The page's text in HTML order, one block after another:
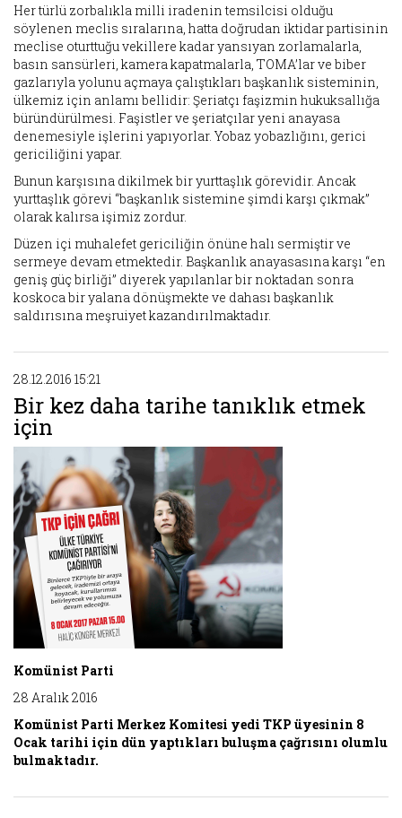
Her türlü zorbalıkla milli iradenin temsilcisi olduğu
söylenen meclis sıralarına, hatta doğrudan iktidar partisinin
meclise oturttuğu vekillere kadar yansıyan zorlamalarla,
basın sansürleri, kamera kapatmalarla, TOMA’lar ve biber
gazlarıyla yolunu açmaya çalıştıkları başkanlık sisteminin,
ülkemiz için anlamı bellidir: Şeriatçı faşizmin hukuksallığa
büründürülmesi. Faşistler ve şeriatçılar yeni anayasa
denemesiyle işlerini yapıyorlar. Yobaz yobazlığını, gerici
gericiliğini yapar.
Bunun karşısına dikilmek bir yurttaşlık görevidir. Ancak
yurttaşlık görevi “başkanlık sistemine şimdi karşı çıkmak”
olarak kalırsa işimiz zordur.
Düzen içi muhalefet gericiliğin önüne halı sermiştir ve
sermeye devam etmektedir. Başkanlık anayasasına karşı “en
geniş güç birliği” diyerek yapılanlar bir noktadan sonra
koskoca bir yalana dönüşmekte ve dahası başkanlık
saldırısına meşruiyet kazandırılmaktadır.
28.12.2016 15:21
Bir kez daha tarihe tanıklık etmek
için
Komünist Parti
28 Aralık 2016
Komünist Parti Merkez Komitesi yedi TKP üyesinin 8
Ocak tarihi için dün yaptıkları buluşma çağrısını olumlu
bulmaktadır.